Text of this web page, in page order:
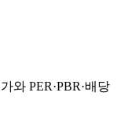
와 PER·PBR·배당